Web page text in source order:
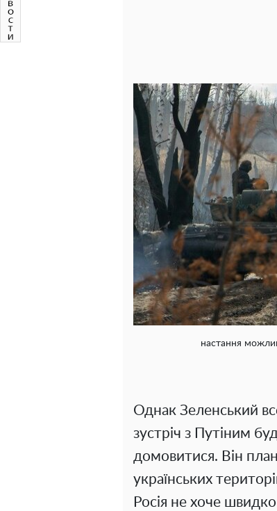
настання
Однак Зеленський
зустріч з Путіним
домовитися. Він
українських
Росія не хоче